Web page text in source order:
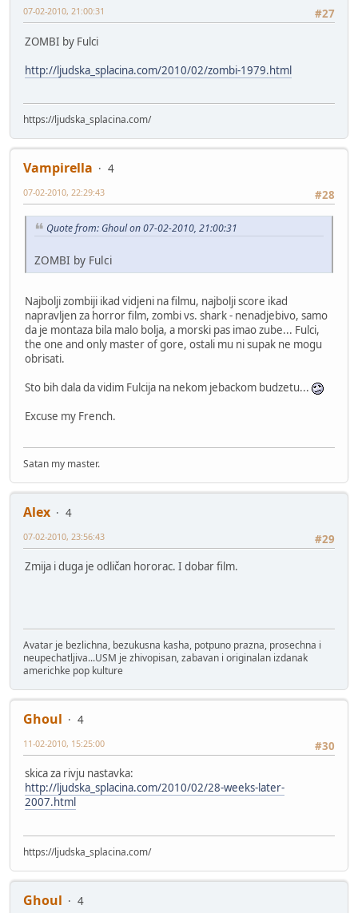
#27
07-02-2010, 21:00:31
ZOMBI by Fulci
http://ljudska_splacina.com/2010/02/zombi-1979.html
https://ljudska_splacina.com/
Vampirella
4
#28
07-02-2010, 22:29:43
Quote from: Ghoul on 07-02-2010, 21:00:31
ZOMBI by Fulci
Najbolji zombiji ikad vidjeni na filmu, najbolji score ikad
napravljen za horror film, zombi vs. shark - nenadjebivo, samo
da je montaza bila malo bolja, a morski pas imao zube... Fulci,
the one and only master of gore, ostali mu ni supak ne mogu
obrisati.
Sto bih dala da vidim Fulcija na nekom jebackom budzetu...
Excuse my French.
Satan my master.
Alex
4
#29
07-02-2010, 23:56:43
Zmija i duga je odličan hororac. I dobar film.
Avatar je bezlichna, bezukusna kasha, potpuno prazna, prosechna i
neupechatljiva...USM je zhivopisan, zabavan i originalan izdanak
americhke pop kulture
Ghoul
4
#30
11-02-2010, 15:25:00
skica za rivju nastavka:
http://ljudska_splacina.com/2010/02/28-weeks-later-
2007.html
https://ljudska_splacina.com/
Ghoul
4